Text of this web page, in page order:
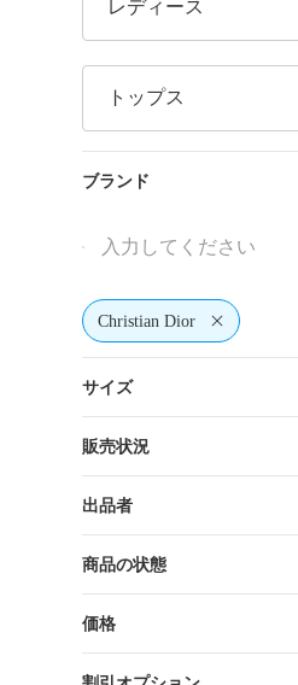
ブランド
Christian Dior
サイズ
販売状況
出品者
商品の状態
価格